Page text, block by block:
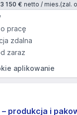
150 € netto / mies.(zal.
pracę
zdalna
zaraz
aplikowanie
– produkcja i